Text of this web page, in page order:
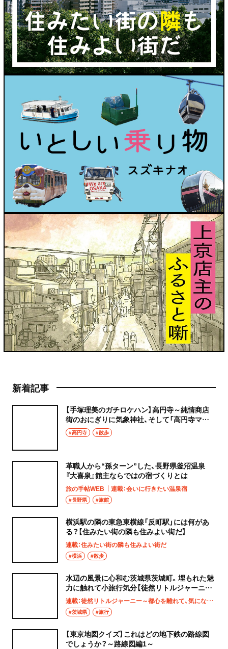
新着記事
【手塚理美のガチロケハン】高円寺～純情商店
街のおにぎりに気象神社、そして「高円寺マシ
タ」へ！
#高円寺 #散歩
革職人から“孫ターン”した、長野県釜沼温泉
『大喜泉』館主ならではの宿づくりとは
旅の手帖WEB 連載：会いに行きたい温泉宿
#長野県 #旅館
横浜駅の隣の東急東横線「反町駅」には何があ
る？【住みたい街の隣も住みよい街だ】
連載：住みたい街の隣も住みよい街だ
#横浜 #散歩
水辺の風景に心和む茨城県茨城町。埋もれた魅
力に触れて小旅行気分【徒然リトルジャーニ
ー】
連載：徒然リトルジャーニー～都心を離れて、気になる土地へ
#茨城県 #旅行
【東京地図クイズ】これはどの地下鉄の路線図
でしょうか？～路線図編1～